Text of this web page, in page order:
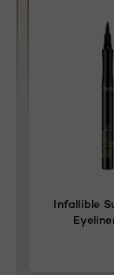
Infallible